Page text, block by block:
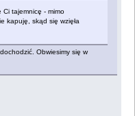
Ci tajemnicę - mimo
kapuję, skąd się wzięła
Obwiesimy się w